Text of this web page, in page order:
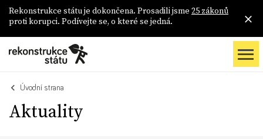
Rekonstrukce státu je dokončena. Prosadili jsme 25 zákonů
proti korupci. Podívejte se, o které se jedná.
Úvodní strana
Aktuality